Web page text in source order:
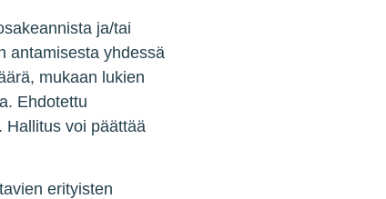
ja/tai
antamisesta yhdessä
mukaan lukien
Ehdotettu
Hallitus voi päättää
erityisten